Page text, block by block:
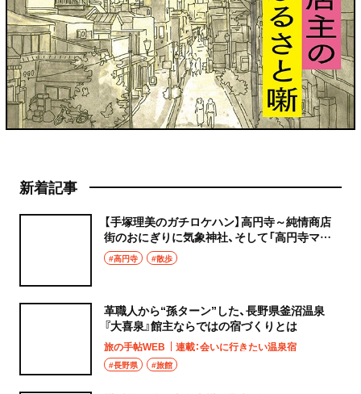
新着記事
【手塚理美のガチロケハン】高円寺～純情商店
街のおにぎりに気象神社、そして「高円寺マシ
タ」へ！
#高円寺 #散歩
革職人から“孫ターン”した、長野県釜沼温泉
『大喜泉』館主ならではの宿づくりとは
旅の手帖WEB 連載：会いに行きたい温泉宿
#長野県 #旅館